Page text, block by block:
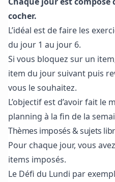
cocher.
L’idéal est de faire les
du jour 1 au jour 6.
Si vous bloquez sur un
item du jour suivant puis
vous le souhaitez.
L’objectif est d’avoir fait le
planning à la fin de la
Thèmes imposés & sujets
Pour chaque jour, vous
items imposés.
Le Défi du Lundi par